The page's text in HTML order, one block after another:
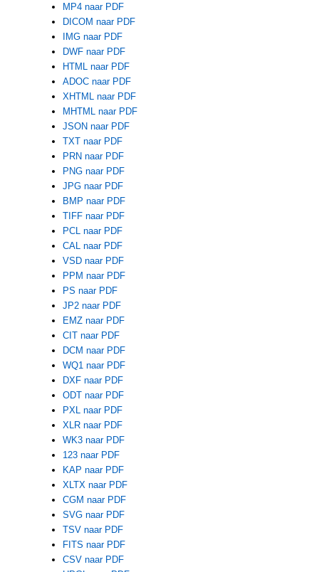
MP4 naar PDF
DICOM naar PDF
IMG naar PDF
DWF naar PDF
HTML naar PDF
ADOC naar PDF
XHTML naar PDF
MHTML naar PDF
JSON naar PDF
TXT naar PDF
PRN naar PDF
PNG naar PDF
JPG naar PDF
BMP naar PDF
TIFF naar PDF
PCL naar PDF
CAL naar PDF
VSD naar PDF
PPM naar PDF
PS naar PDF
JP2 naar PDF
EMZ naar PDF
CIT naar PDF
DCM naar PDF
WQ1 naar PDF
DXF naar PDF
ODT naar PDF
PXL naar PDF
XLR naar PDF
WK3 naar PDF
123 naar PDF
KAP naar PDF
XLTX naar PDF
CGM naar PDF
SVG naar PDF
TSV naar PDF
FITS naar PDF
CSV naar PDF